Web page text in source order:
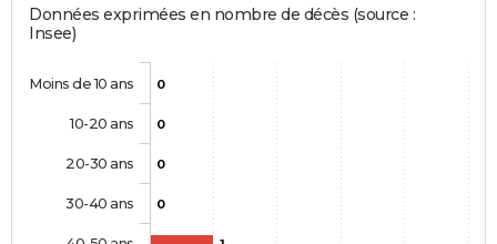
Données exprimées en nombre de décès (source :
Insee)
0
0
0
0
Moins de 10 ans
10-20 ans
20-30 ans
30-40 ans